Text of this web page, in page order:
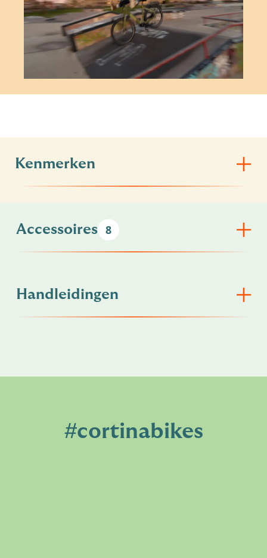
Kenmerken
Accessoires 8
Handleidingen
#cortinabikes